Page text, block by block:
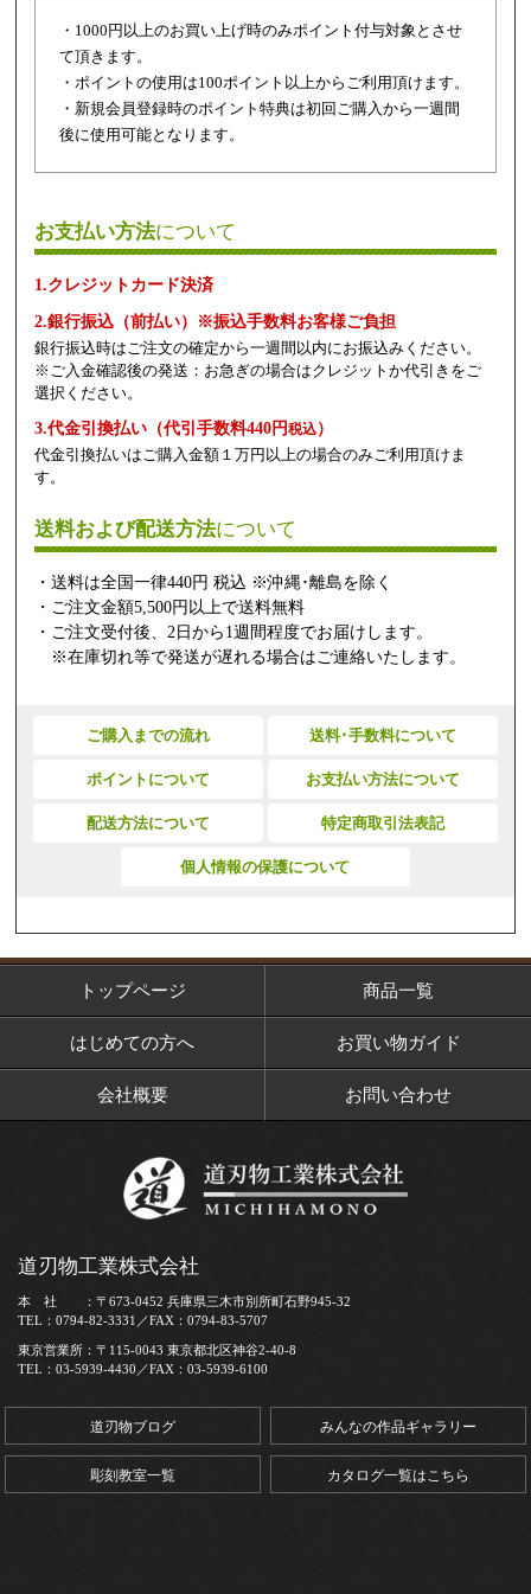
・1000円以上のお買い上げ時のみポイント付与対象とさせ
て頂きます。
・ポイントの使用は100ポイント以上からご利用頂けます。
・新規会員登録時のポイント特典は初回ご購入から一週間
後に使用可能となります。
お支払い方法について
1.クレジットカード決済
2.銀行振込（前払い）※振込手数料お客様ご負担
銀行振込時はご注文の確定から一週間以内にお振込みください。
※ご入金確認後の発送：お急ぎの場合はクレジットか代引きをご
選択ください。
3.代金引換払い（代引手数料440円税込）
代金引換払いはご購入金額１万円以上の場合のみご利用頂けま
す。
送料および配送方法について
・送料は全国一律440円 税込 ※沖縄･離島を除く
・ご注文金額5,500円以上で送料無料
・ご注文受付後、2日から1週間程度でお届けします。
※在庫切れ等で発送が遅れる場合はご連絡いたします。
ご購入までの流れ 送料･手数料について
ポイントについて お支払い方法について
配送方法について 特定商取引法表記
個人情報の保護について
トップページ 商品一覧
はじめての方へ お買い物ガイド
会社概要 お問い合わせ
道刃物工業株式会社
本 社 ：〒673-0452 兵庫県三木市別所町石野945-32
TEL：0794-82-3331／FAX：0794-83-5707
東京営業所：〒115-0043 東京都北区神谷2-40-8
TEL：03-5939-4430／FAX：03-5939-6100
道刃物ブログ みんなの作品ギャラリー
彫刻教室一覧 カタログ一覧はこちら